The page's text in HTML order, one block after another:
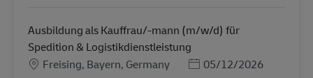
Ausbildung als Kauffrau/-mann (m/w/d) für
Spedition & Logistikdienstleistung
Місцезнаходження
Freising, Bayern, Germany Posted Date
05/12/2026